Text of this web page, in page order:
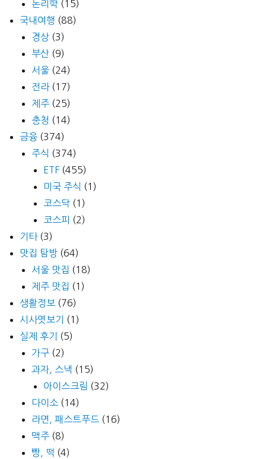
논리학 (15)
국내여행 (88)
경상 (3)
부산 (9)
서울 (24)
전라(17)
제주 (25)
충청 (14)
금융 (374)
주식 (374)
ETF (455)
미국 주식 (1)
코스닥 (1)
코스피 (2)
기타(3)
맛집 탐방 (64)
서울 맛집 (18)
제주 맛집 (1)
생활정보 (76)
시사엿보기
(1)
실제 후기
(5)
가구 (2)
과자, 스낵 (15)
아이스크림 (32)
다이소 (14)
라면, 패스트푸드 (16)
맥주 (8)
빵, 떡 (4)